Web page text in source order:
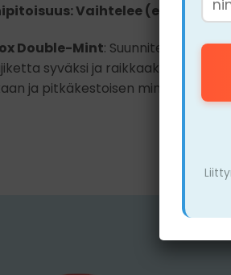
Vaihtelee (esim. 16
Double-Mint: Suunniteltu
syväksi ja raikkaaksi
ja pitkäkestoisen